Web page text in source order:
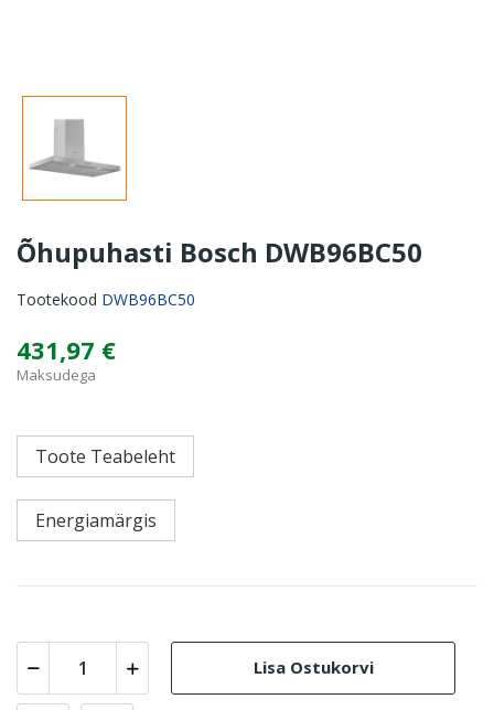
Õhupuhasti Bosch DWB96BC50
Tootekood DWB96BC50
431,97 €
Maksudega
Toote Teabeleht
Energiamärgis
Lisa Ostukorvi